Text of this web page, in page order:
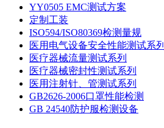
YY0505 EMC测试方案
定制工装
ISO594/ISO80369检测量规
医用电气设备安全性能测试系列
医疗器械流量测试系列
医疗器械密封性测试系列
医用注射针、管测试系列
GB2626-2006口罩性能检测
GB 24540防护服检测设备